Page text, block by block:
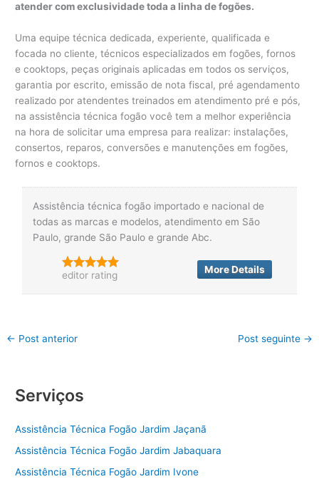
atender com exclusividade toda a linha de fogões.
Uma equipe técnica dedicada, experiente, qualificada e
focada no cliente, técnicos especializados em fogões, fornos
e cooktops, peças originais aplicadas em todos os serviços,
garantia por escrito, emissão de nota fiscal, pré agendamento
realizado por atendentes treinados em atendimento pré e pós,
na assistência técnica fogão você tem a melhor experiência
na hora de solicitar uma empresa para realizar: instalações,
consertos, reparos, conversões e manutenções em fogões,
fornos e cooktops.
Assistência técnica fogão importado e nacional de
todas as marcas e modelos, atendimento em São
Paulo, grande São Paulo e grande Abc.
editor rating More Details
← Post anterior Post seguinte →
Serviços
Assistência Técnica Fogão Jardim Jaçanã
Assistência Técnica Fogão Jardim Jabaquara
Assistência Técnica Fogão Jardim Ivone